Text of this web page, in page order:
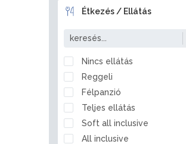
Balatonakarattya
Balatonberény
Balatonboglár
Balatonederics
Balatonfenyves
Balatonfőkajár
Balatonföldvár
Balatonfüred
Átutalás
Étkezés / Ellátás
Nincs ellátás
Reggeli
Félpanzió
Teljes ellátás
Soft all inclusive
All inclusive